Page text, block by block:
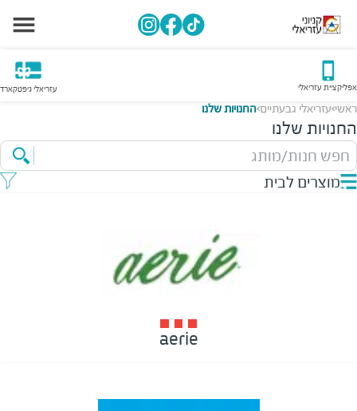
אפליקציית עזריאלי עזריאלי גיפטקארד
ראשי>עזריאלי גבעתיים>החנויות שלנו
החנויות שלנו
חפש חנות/מותג
מוצרים לבית
aerie